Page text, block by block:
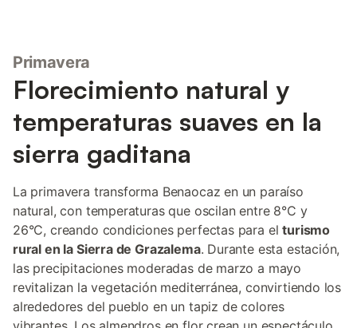
Primavera
Florecimiento natural y
temperaturas suaves en la
sierra gaditana
La primavera transforma Benaocaz en un paraíso
natural, con temperaturas que oscilan entre 8°C y
26°C, creando condiciones perfectas para elturismo
rural en la Sierra de Grazalema. Durante esta estación,
las precipitaciones moderadas de marzo a mayo
revitalizan la vegetación mediterránea, convirtiendo los
alrededores del pueblo en un tapiz de colores